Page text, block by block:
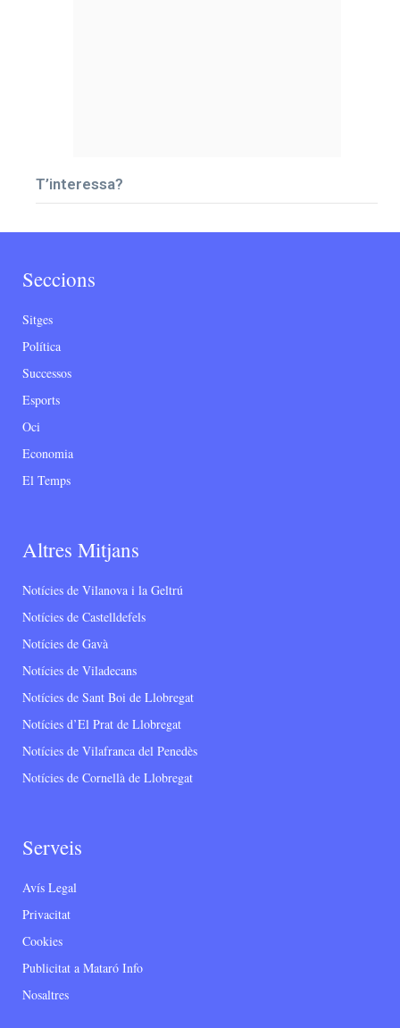
T’interessa?
Seccions
Sitges
Política
Successos
Esports
Oci
Economia
El Temps
Altres Mitjans
Notícies de Vilanova i la Geltrú
Notícies de Castelldefels
Notícies de Gavà
Notícies de Viladecans
Notícies de Sant Boi de Llobregat
Notícies d’El Prat de Llobregat
Notícies de Vilafranca del Penedès
Notícies de Cornellà de Llobregat
Serveis
Avís Legal
Privacitat
Cookies
Publicitat a Mataró Info
Nosaltres